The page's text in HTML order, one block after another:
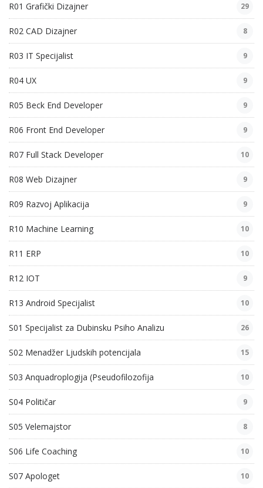
R01 Grafički Dizajner 29
R02 CAD Dizajner 8
R03 IT Specijalist 9
R04 UX 9
R05 Beck End Developer 9
R06 Front End Developer 9
R07 Full Stack Developer 10
R08 Web Dizajner 9
R09 Razvoj Aplikacija 9
R10 Machine Learning 10
R11 ERP 10
R12 IOT 9
R13 Android Specijalist 10
S01 Specijalist za Dubinsku Psiho Analizu 26
S02 Menadžer Ljudskih potencijala 15
S03 Anquadroplogija (Pseudofilozofija 10
S04 Političar 9
S05 Velemajstor 8
S06 Life Coaching 10
S07 Apologet 10